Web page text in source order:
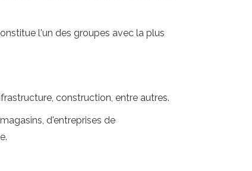
l'un des groupes avec la plus
construction, entre autres.
d'entreprises de